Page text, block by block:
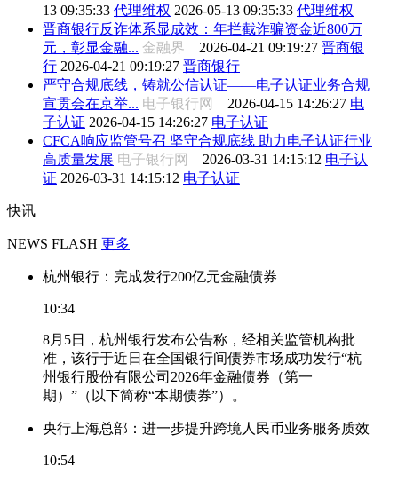
13 09:35:33 代理维权 2026-05-13 09:35:33 代理维权
晋商银行反诈体系显成效：年拦截诈骗资金近800万
元，彰显金融... 金融界 2026-04-21 09:19:27 晋商银
行 2026-04-21 09:19:27 晋商银行
严守合规底线，铸就公信认证——电子认证业务合规
宣贯会在京举... 电子银行网 2026-04-15 14:26:27 电
子认证 2026-04-15 14:26:27 电子认证
CFCA响应监管号召 坚守合规底线 助力电子认证行业
高质量发展 电子银行网 2026-03-31 14:15:12 电子认
证 2026-03-31 14:15:12 电子认证
快讯
NEWS FLASH 更多
杭州银行：完成发行200亿元金融债券
10:34
8月5日，杭州银行发布公告称，经相关监管机构批
准，该行于近日在全国银行间债券市场成功发行“杭
州银行股份有限公司2026年金融债券（第一
期）”（以下简称“本期债券”）。
央行上海总部：进一步提升跨境人民币业务服务质效
10:54